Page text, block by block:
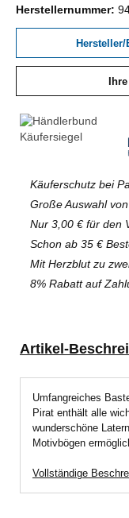
Herstellernummer:
Käuferschutz bei
Große Auswahl
Nur 3,00 € für den
Schon ab 35 €
Mit Herzblut zu
8% Rabatt auf
Artikel-
Umfangreiches
Pirat enthält alle
wunderschöne
Motivbögen
Vollständige